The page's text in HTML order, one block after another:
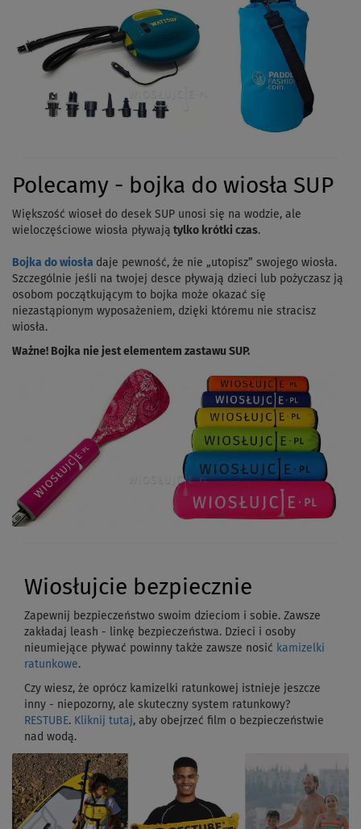
Polecamy - bojka do wiosła SUP
Większość wioseł do desek SUP unosi się na wodzie, ale
wieloczęściowe wiosła pływają tylko krótki czas.
Bojka do wiosła daje pewność, że nie „utopisz” swojego wiosła.
Szczególnie jeśli na twojej desce pływają dzieci lub pożyczasz ją
osobom początkującym to bojka może okazać się
niezastąpionym wyposażeniem, dzięki któremu nie stracisz
wiosła.
Ważne! Bojka nie jest elementem zastawu SUP.
Wiosłujcie bezpiecznie
Zapewnij bezpieczeństwo swoim dzieciom i sobie. Zawsze
zakładaj leash - linkę bezpieczeństwa. Dzieci i osoby
nieumiejące pływać powinny także zawsze nosić kamizelki
ratunkowe.
Czy wiesz, że oprócz kamizelki ratunkowej istnieje jeszcze
inny - niepozorny, ale skuteczny system ratunkowy?
RESTUBE. Kliknij tutaj, aby obejrzeć film o bezpieczeństwie
nad wodą.